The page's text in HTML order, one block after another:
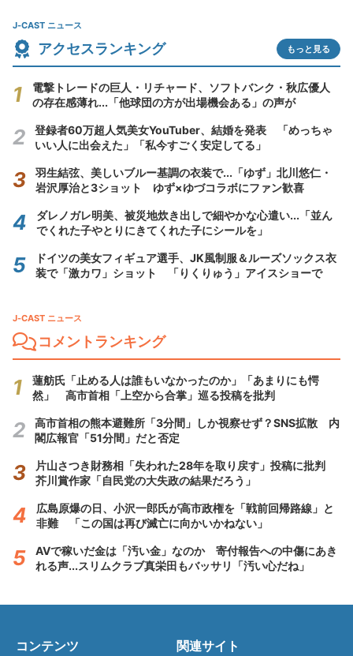
J-CAST ニュース
アクセスランキング もっと見る
電撃トレードの巨人・リチャード、ソフトバンク・秋広優人
の存在感薄れ...「他球団の方が出場機会ある」の声が
登録者60万超人気美女YouTuber、結婚を発表 「めっちゃ
いい人に出会えた」「私今すごく安定してる」
羽生結弦、美しいブルー基調の衣装で...「ゆず」北川悠仁・
岩沢厚治と3ショット ゆず×ゆづコラボにファン歓喜
ダレノガレ明美、被災地炊き出しで細やかな心遣い...「並ん
でくれた子やとりにきてくれた子にシールを」
ドイツの美女フィギュア選手、JK風制服＆ルーズソックス衣
装で「激カワ」ショット 「りくりゅう」アイスショーで
J-CAST ニュース
コメントランキング
蓮舫氏「止める人は誰もいなかったのか」「あまりにも愕
然」 高市首相「上空から合掌」巡る投稿を批判
高市首相の熊本避難所「3分間」しか視察せず？SNS拡散 内
閣広報官「51分間」だと否定
片山さつき財務相「失われた28年を取り戻す」投稿に批判
芥川賞作家「自民党の大失政の結果だろう」
広島原爆の日、小沢一郎氏が高市政権を「戦前回帰路線」と
非難 「この国は再び滅亡に向かいかねない」
AVで稼いだ金は「汚い金」なのか 寄付報告への中傷にあき
れる声...スリムクラブ真栄田もバッサリ「汚い心だね」
コンテンツ 関連サイト